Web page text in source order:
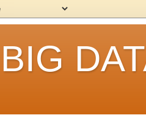
BIG